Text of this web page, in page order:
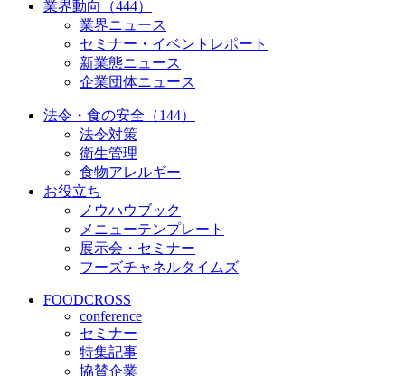
業界動向（444）
業界ニュース
セミナー・イベントレポート
新業態ニュース
企業団体ニュース
法令・食の安全（144）
法令対策
衛生管理
食物アレルギー
お役立ち
ノウハウブック
メニューテンプレート
展示会・セミナー
フーズチャネルタイムズ
FOODCROSS
conference
セミナー
特集記事
協賛企業